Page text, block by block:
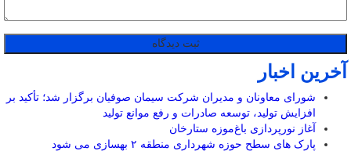
آخرین اخبار
شورای معاونان و مدیران شرکت سیمان صوفیان برگزار شد؛ تأکید بر
افزایش تولید، توسعه صادرات و رفع موانع تولید
آغاز نورپردازی باغ‌موزه ستارخان
پارک های سطح حوزه شهرداری منطقه ۲ بهسازی می شود